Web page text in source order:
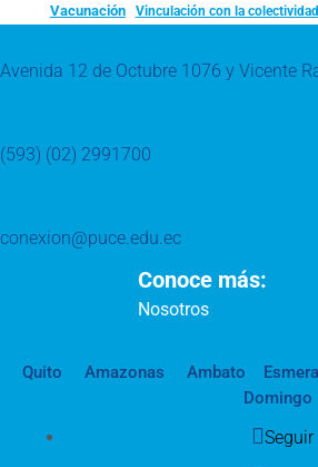
Vacunación
Vinculación con la colectividad
Avenida 12 de Octubre 1076 y Vicente
(593) (02) 2991700
conexion@puce.edu.ec
Conoce más:
Nosotros
Quito Amazonas Ambato
Domingo
Seguir